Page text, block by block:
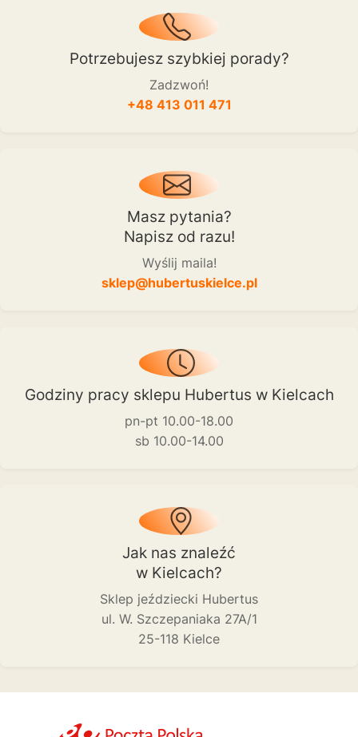
Potrzebujesz szybkiej porady?
Zadzwoń!
+48 413 011 471
Masz pytania?
Napisz od razu!
Wyślij maila!
sklep@hubertuskielce.pl
Godziny pracy sklepu Hubertus w Kielcach
pn-pt 10.00-18.00
sb 10.00-14.00
Jak nas znaleźć
w Kielcach?
Sklep jeździecki Hubertus
ul. W. Szczepaniaka 27A/1
25-118 Kielce